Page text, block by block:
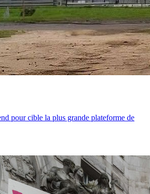
pour cible la plus grande plateforme de